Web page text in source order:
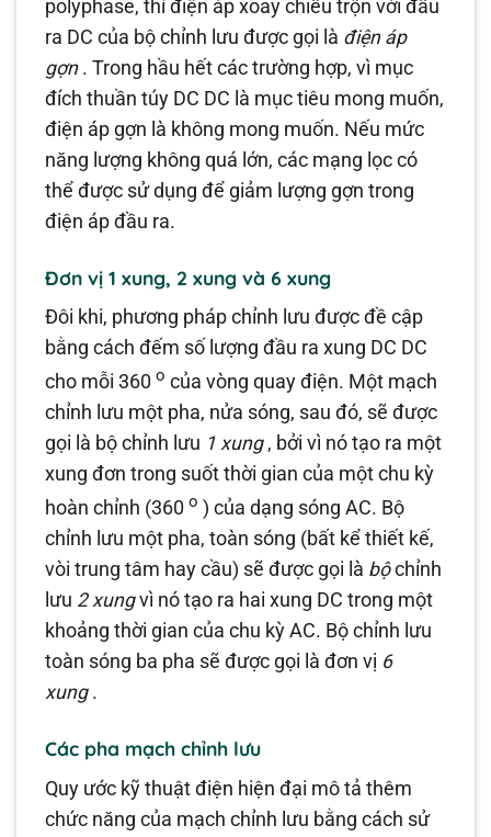
polyphase, thì điện áp xoay chiều trộn với đầu
ra DC của bộ chỉnh lưu được gọi là điện áp
gợn. Trong hầu hết các trường hợp, vì mục
đích thuần túy DC DC là mục tiêu mong muốn,
điện áp gợn là không mong muốn. Nếu mức
năng lượng không quá lớn, các mạng lọc có
thể được sử dụng để giảm lượng gợn trong
điện áp đầu ra.
Đơn vị 1 xung, 2 xung và 6 xung
Đôi khi, phương pháp chỉnh lưu được đề cập
bằng cách đếm số lượng đầu ra xung DC DC
cho mỗi 360o của vòng quay điện. Một mạch
chỉnh lưu một pha, nửa sóng, sau đó, sẽ được
gọi là bộ chỉnh lưu 1 xung, bởi vì nó tạo ra một
xung đơn trong suốt thời gian của một chu kỳ
hoàn chỉnh (360o ) của dạng sóng AC. Bộ
chỉnh lưu một pha, toàn sóng (bất kể thiết kế,
vòi trung tâm hay cầu) sẽ được gọi là bộchỉnh
lưu 2 xungvì nó tạo ra hai xung DC trong một
khoảng thời gian của chu kỳ AC. Bộ chỉnh lưu
toàn sóng ba pha sẽ được gọi là đơn vị 6
xung.
Các pha mạch chỉnh lưu
Quy ước kỹ thuật điện hiện đại mô tả thêm
chức năng của mạch chỉnh lưu bằng cách sử